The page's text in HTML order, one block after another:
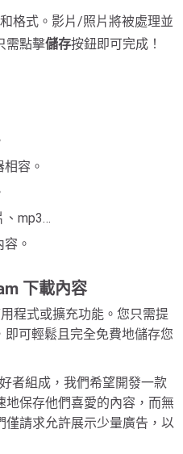
格式。影片/照片將被處理並
需點擊儲存按鈕即可完成！
容。
、mp3…
。
下載內容
程式或擴充功能。您只需提
可輕鬆且完全免費地儲存您
者組成，我們希望開發一款
保存他們喜愛的內容，而無
請求允許展示少量廣告，以